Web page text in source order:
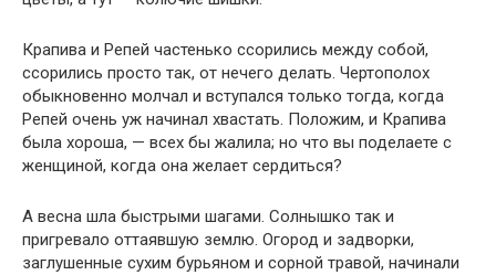
Крапива и Репей частенько ссорились между собой,
ссорились просто так, от нечего делать. Чертополох
обыкновенно молчал и вступался только тогда, когда
Репей очень уж начинал хвастать. Положим, и Крапива
была хороша, — всех бы жалила; но что вы поделаете с
женщиной, когда она желает сердиться?
А весна шла быстрыми шагами. Солнышко так и
пригревало оттаявшую землю. Огород и задворки,
заглушенные сухим бурьяном и сорной травой, начинали